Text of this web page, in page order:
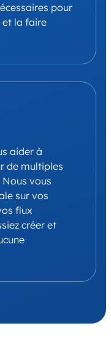
pour
et la faire
aider à
de multiples
vous
sur vos
flux
créer et